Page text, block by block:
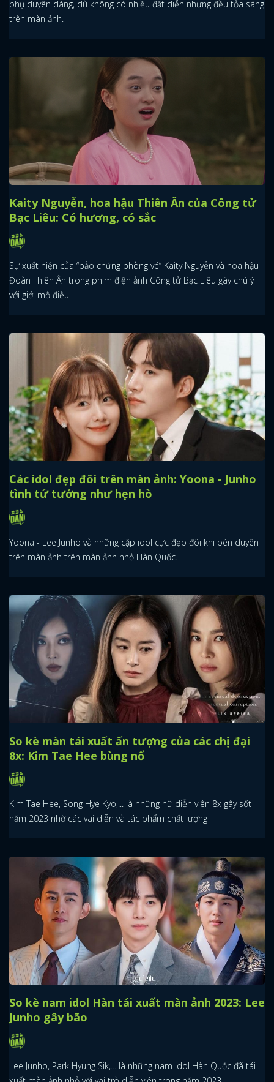
phụ duyên dáng, dù không có nhiều đất diễn nhưng đều tỏa sáng
trên màn ảnh.
Kaity Nguyễn, hoa hậu Thiên Ân của Công tử
Bạc Liêu: Có hương, có sắc
Sự xuất hiện của “bảo chứng phòng vé” Kaity Nguyễn và hoa hậu
Đoàn Thiên Ân trong phim điện ảnh Công tử Bạc Liêu gây chú ý
với giới mộ điệu.
Các idol đẹp đôi trên màn ảnh: Yoona - Junho
tình tứ tưởng như hẹn hò
Yoona - Lee Junho và những cặp idol cực đẹp đôi khi bén duyên
trên màn ảnh trên màn ảnh nhỏ Hàn Quốc.
So kè màn tái xuất ấn tượng của các chị đại
8x: Kim Tae Hee bùng nổ
Kim Tae Hee, Song Hye Kyo,... là những nữ diễn viên 8x gây sốt
năm 2023 nhờ các vai diễn và tác phẩm chất lượng
So kè nam idol Hàn tái xuất màn ảnh 2023: Lee
Junho gây bão
Lee Junho, Park Hyung Sik,... là những nam idol Hàn Quốc đã tái